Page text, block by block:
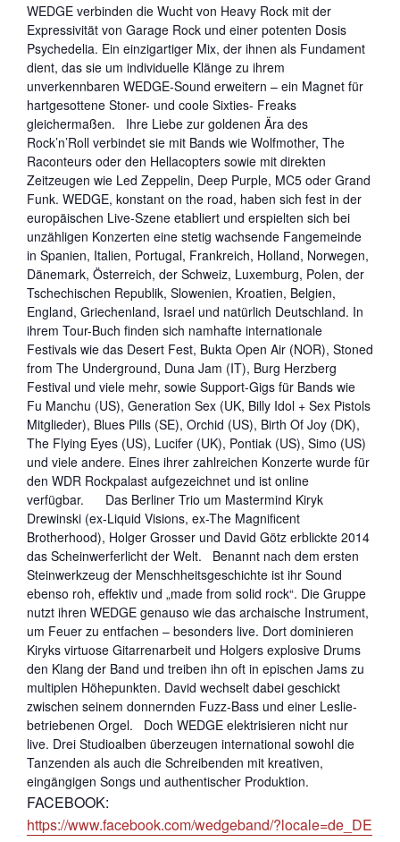
WEDGE verbinden die Wucht von Heavy Rock mit der
Expressivität von Garage Rock und einer potenten Dosis
Psychedelia. Ein einzigartiger Mix, der ihnen als Fundament
dient, das sie um individuelle Klänge zu ihrem
unverkennbaren WEDGE-Sound erweitern – ein Magnet für
hartgesottene Stoner- und coole Sixties- Freaks
gleichermaßen. Ihre Liebe zur goldenen Ära des
Rock’n’Roll verbindet sie mit Bands wie Wolfmother, The
Raconteurs oder den Hellacopters sowie mit direkten
Zeitzeugen wie Led Zeppelin, Deep Purple, MC5 oder Grand
Funk. WEDGE, konstant on the road, haben sich fest in der
europäischen Live-Szene etabliert und erspielten sich bei
unzähligen Konzerten eine stetig wachsende Fangemeinde
in Spanien, Italien, Portugal, Frankreich, Holland, Norwegen,
Dänemark, Österreich, der Schweiz, Luxemburg, Polen, der
Tschechischen Republik, Slowenien, Kroatien, Belgien,
England, Griechenland, Israel und natürlich Deutschland. In
ihrem Tour-Buch finden sich namhafte internationale
Festivals wie das Desert Fest, Bukta Open Air (NOR), Stoned
from The Underground, Duna Jam (IT), Burg Herzberg
Festival und viele mehr, sowie Support-Gigs für Bands wie
Fu Manchu (US), Generation Sex (UK, Billy Idol + Sex Pistols
Mitglieder), Blues Pills (SE), Orchid (US), Birth Of Joy (DK),
The Flying Eyes (US), Lucifer (UK), Pontiak (US), Simo (US)
und viele andere. Eines ihrer zahlreichen Konzerte wurde für
den WDR Rockpalast aufgezeichnet und ist online
verfügbar. Das Berliner Trio um Mastermind Kiryk
Drewinski (ex-Liquid Visions, ex-The Magnificent
Brotherhood), Holger Grosser und David Götz erblickte 2014
das Scheinwerferlicht der Welt. Benannt nach dem ersten
Steinwerkzeug der Menschheitsgeschichte ist ihr Sound
ebenso roh, effektiv und „made from solid rock“. Die Gruppe
nutzt ihren WEDGE genauso wie das archaische Instrument,
um Feuer zu entfachen – besonders live. Dort dominieren
Kiryks virtuose Gitarrenarbeit und Holgers explosive Drums
den Klang der Band und treiben ihn oft in epischen Jams zu
multiplen Höhepunkten. David wechselt dabei geschickt
zwischen seinem donnernden Fuzz-Bass und einer Leslie-
betriebenen Orgel. Doch WEDGE elektrisieren nicht nur
live. Drei Studioalben überzeugen international sowohl die
Tanzenden als auch die Schreibenden mit kreativen,
eingängigen Songs und authentischer Produktion.
FACEBOOK:
https://www.facebook.com/wedgeband/?locale=de_DE